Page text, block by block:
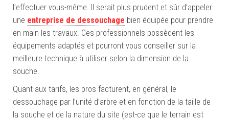
l’effectuer vous-même. Il serait plus prudent et sûr d’appeler
une entreprise de dessouchage bien équipée pour prendre
en main les travaux. Ces professionnels possèdent les
équipements adaptés et pourront vous conseiller sur la
meilleure technique à utiliser selon la dimension de la
souche.
Quant aux tarifs, les pros facturent, en général, le
dessouchage par l’unité d’arbre et en fonction de la taille de
la souche et de la nature du site (est-ce que le terrain est